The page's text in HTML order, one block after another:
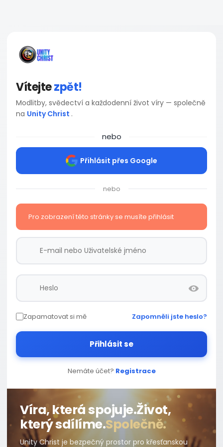
Vítejtezpět!
Modlitby, svědectví a každodenní život víry — společně
na Unity Christ .
nebo
Přihlásit přes Google
nebo
Pro zobrazení této stránky se musíte přihlásit
Zapamatovat si mě Zapomněli jste heslo?
Přihlásit se
Nemáte účet? Registrace
Víra, která spojuje.Život,
který sdílíme.Společně.
Unity Christ je bezpečný prostor pro křesťanskou